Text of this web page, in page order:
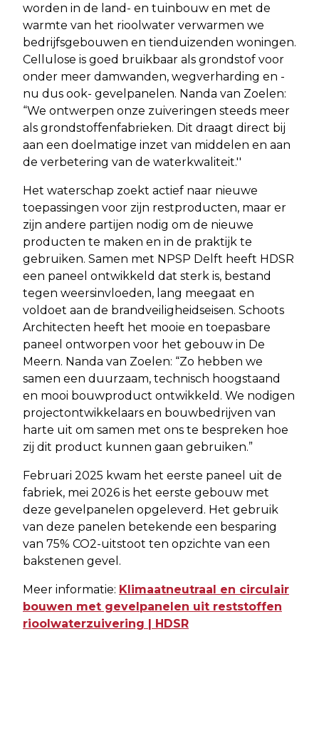
worden in de land- en tuinbouw en met de
warmte van het rioolwater verwarmen we
bedrijfsgebouwen en tienduizenden woningen.
Cellulose is goed bruikbaar als grondstof voor
onder meer damwanden, wegverharding en -
nu dus ook- gevelpanelen. Nanda van Zoelen:
“We ontwerpen onze zuiveringen steeds meer
als grondstoffenfabrieken. Dit draagt direct bij
aan een doelmatige inzet van middelen en aan
de verbetering van de waterkwaliteit.''
Het waterschap zoekt actief naar nieuwe
toepassingen voor zijn restproducten, maar er
zijn andere partijen nodig om de nieuwe
producten te maken en in de praktijk te
gebruiken. Samen met NPSP Delft heeft HDSR
een paneel ontwikkeld dat sterk is, bestand
tegen weersinvloeden, lang meegaat en
voldoet aan de brandveiligheidseisen. Schoots
Architecten heeft het mooie en toepasbare
paneel ontworpen voor het gebouw in De
Meern. Nanda van Zoelen: “Zo hebben we
samen een duurzaam, technisch hoogstaand
en mooi bouwproduct ontwikkeld. We nodigen
projectontwikkelaars en bouwbedrijven van
harte uit om samen met ons te bespreken hoe
zij dit product kunnen gaan gebruiken.”
Februari 2025 kwam het eerste paneel uit de
fabriek, mei 2026 is het eerste gebouw met
deze gevelpanelen opgeleverd. Het gebruik
van deze panelen betekende een besparing
van 75% CO2-uitstoot ten opzichte van een
bakstenen gevel.
Meer informatie: Klimaatneutraal en circulair
bouwen met gevelpanelen uit reststoffen
rioolwaterzuivering | HDSR